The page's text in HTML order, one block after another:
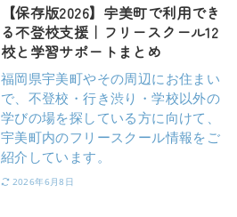
【保存版2026】宇美町で利用でき
る不登校支援｜フリースクール12
校と学習サポートまとめ
福岡県宇美町やその周辺にお住まい
で、不登校・行き渋り・学校以外の
学びの場を探している方に向けて、
宇美町内のフリースクール情報をご
紹介しています。
2026年6月8日